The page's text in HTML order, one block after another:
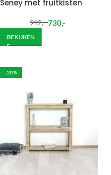
Seney met fruitkisten
912,- 730,-
BEKIJKEN
-20%